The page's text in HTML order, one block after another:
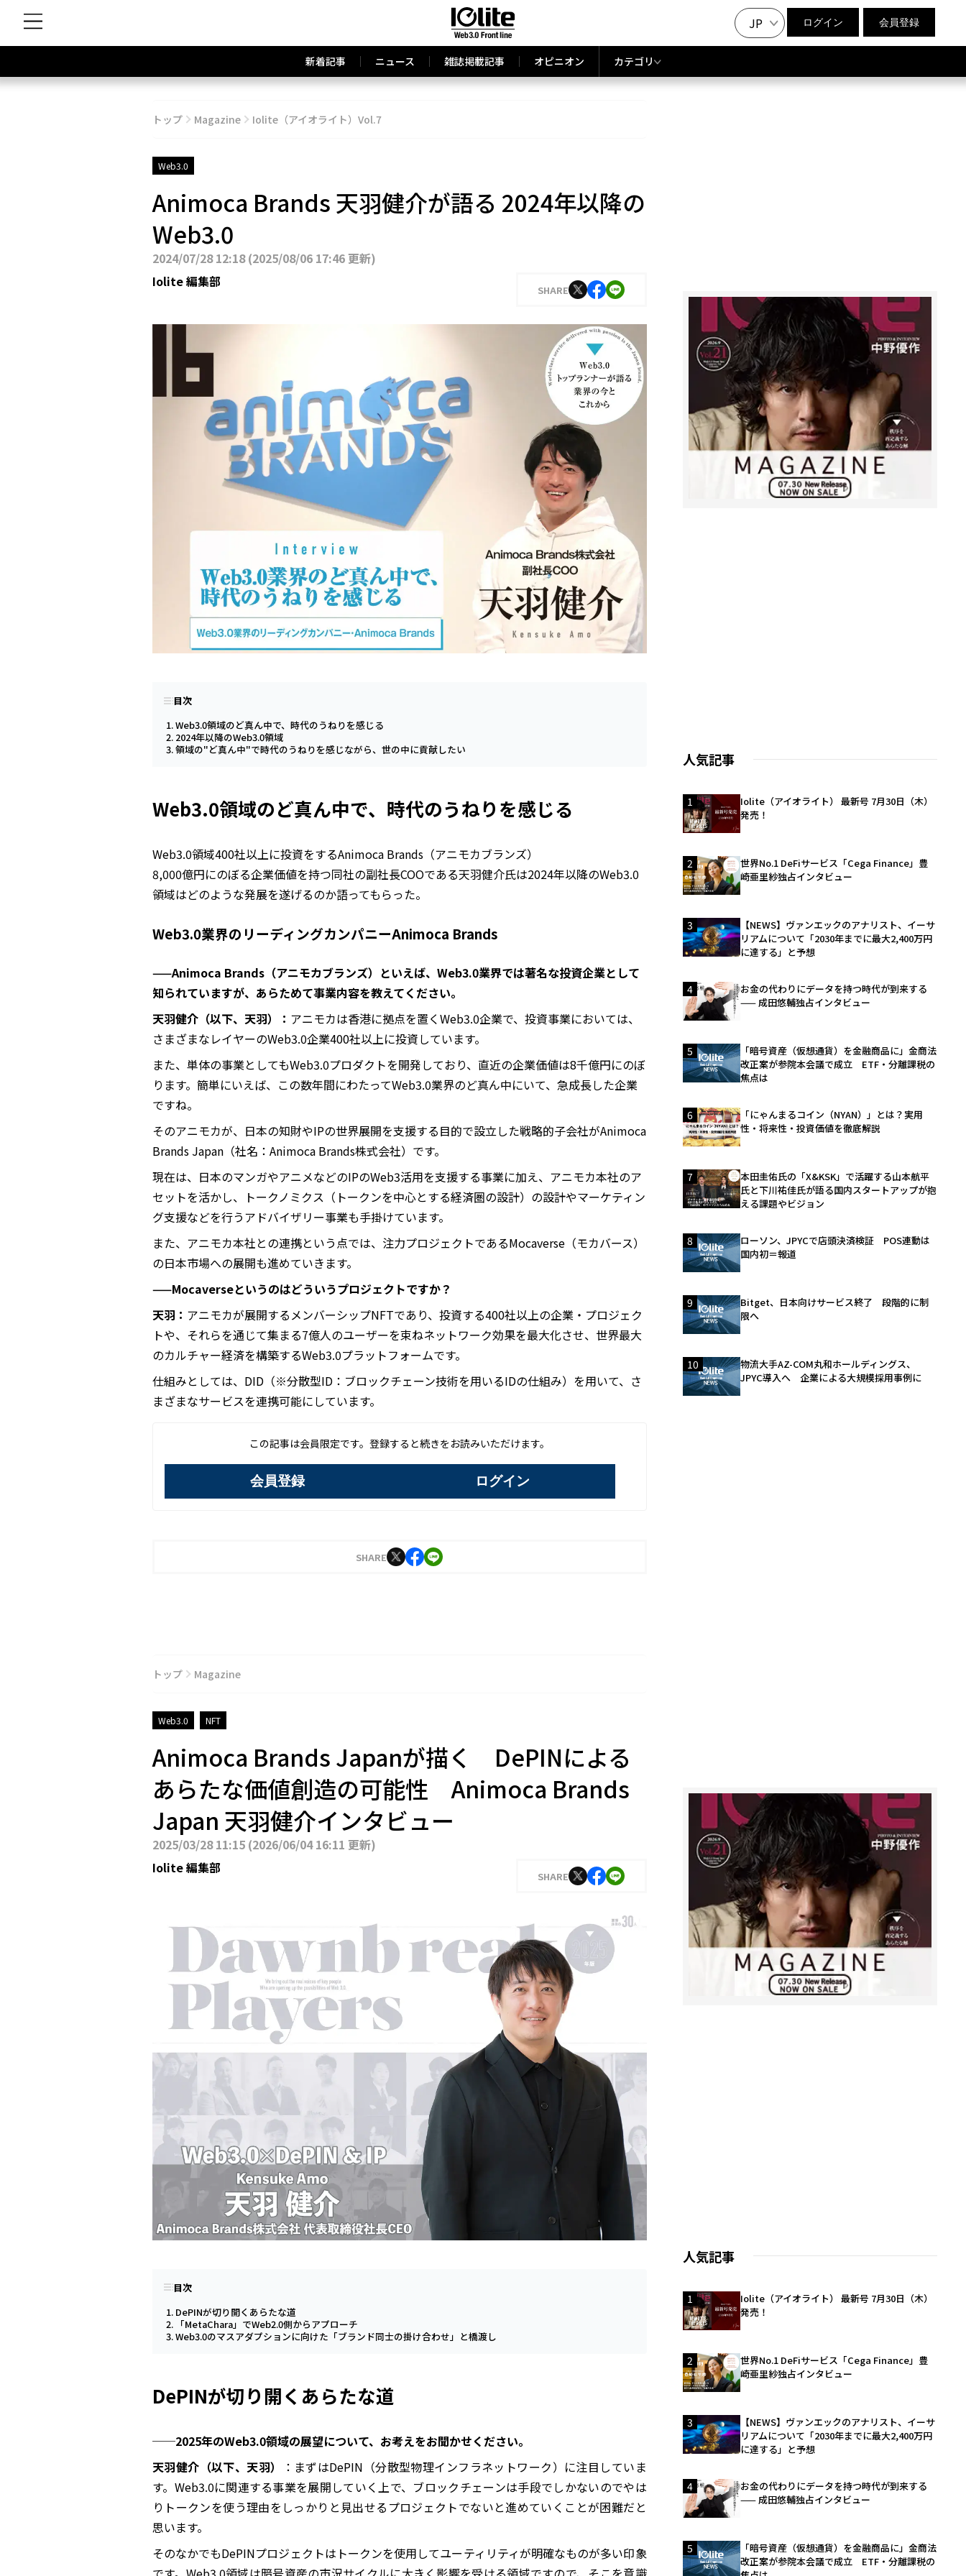
JP ログイン 会員登録
新着記事 ニュース 雑誌掲載記事 オピニオン カテゴリ
トップ Magazine Iolite（アイオライト）Vol.7
Web3.0
Animoca Brands 天羽健介が語る 2024年以降の
Web3.0
2024/07/28 12:18(2025/08/06 17:46 更新)
Iolite 編集部
SHARE
目次
Web3.0領域のど真ん中で、時代のうねりを感じる
2024年以降のWeb3.0領域
領域の"ど真ん中"で時代のうねりを感じながら、世の中に貢献したい
Web3.0領域のど真ん中で、時代のうねりを感じる
Web3.0領域400社以上に投資をするAnimoca Brands（アニモカブランズ）
8,000億円にのぼる企業価値を持つ同社の副社長COOである天羽健介氏は2024年以降のWeb3.0
領域はどのような発展を遂げるのか語ってもらった。
Web3.0業界のリーディングカンパニーAnimoca Brands
——Animoca Brands（アニモカブランズ）といえば、Web3.0業界では著名な投資企業として
知られていますが、あらためて事業内容を教えてください。
天羽健介（以下、天羽）： アニモカは香港に拠点を置くWeb3.0企業で、投資事業においては、
さまざまなレイヤーのWeb3.0企業400社以上に投資しています。
また、単体の事業としてもWeb3.0プロダクトを開発しており、直近の企業価値は8千億円にのぼ
ります。簡単にいえば、この数年間にわたってWeb3.0業界のど真ん中にいて、急成長した企業
ですね。
そのアニモカが、日本の知財やIPの世界展開を支援する目的で設立した戦略的子会社がAnimoca
Brands Japan（社名：Animoca Brands株式会社）です。
現在は、日本のマンガやアニメなどのIPのWeb3活用を支援する事業に加え、アニモカ本社のア
セットを活かし、トークノミクス（トークンを中心とする経済圏の設計）の設計やマーケティン
グ支援などを行うアドバイザリー事業も手掛けています。
また、アニモカ本社との連携という点では、注力プロジェクトであるMocaverse（モカバース）
の日本市場への展開も進めていきます。
——Mocaverseというのはどういうプロジェクトですか？
天羽： アニモカが展開するメンバーシップNFTであり、投資する400社以上の企業・プロジェク
トや、それらを通じて集まる7億人のユーザーを束ねネットワーク効果を最大化させ、世界最大
のカルチャー経済を構築するWeb3.0プラットフォームです。
仕組みとしては、DID（※分散型ID：ブロックチェーン技術を用いるIDの仕組み）を用いて、さ
まざまなサービスを連携可能にしています。
この記事は会員限定です。登録すると続きをお読みいただけます。
会員登録 ログイン
SHARE
人気記事
1
Iolite（アイオライト） 最新号 7月30日（木）
発売！
2
世界No.1 DeFiサービス「Cega Finance」豊
崎亜里紗独占インタビュー
3
【NEWS】ヴァンエックのアナリスト、イーサ
リアムについて「2030年までに最大2,400万円
に達する」と予想
4
お金の代わりにデータを持つ時代が到来する
—— 成田悠輔独占インタビュー
5
「暗号資産（仮想通貨）を金融商品に」金商法
改正案が参院本会議で成立 ETF・分離課税の
焦点は
6
「にゃんまるコイン（NYAN）」とは？実用
性・将来性・投資価値を徹底解説
7
本田圭佑氏の「X&KSK」で活躍する山本航平
氏と下川祐佳氏が語る国内スタートアップが抱
える課題やビジョン
8
ローソン、JPYCで店頭決済検証 POS連動は
国内初＝報道
9
Bitget、日本向けサービス終了 段階的に制
限へ
10
物流大手AZ-COM丸和ホールディングス、
JPYC導入へ 企業による大規模採用事例に
トップ Magazine
Web3.0 NFT
Animoca Brands Japanが描く DePINによる
あらたな価値創造の可能性 Animoca Brands
Japan 天羽健介インタビュー
2025/03/28 11:15(2026/06/04 16:11 更新)
Iolite 編集部
SHARE
目次
DePINが切り開くあらたな道
「MetaChara」でWeb2.0側からアプローチ
Web3.0のマスアダプションに向けた「ブランド同士の掛け合わせ」と橋渡し
DePINが切り開くあらたな道
──2025年のWeb3.0領域の展望について、お考えをお聞かせください。
天羽健介（以下、天羽）
：まずはDePIN（分散型物理インフラネットワーク）に注目していま
す。Web3.0に関連する事業を展開していく上で、ブロックチェーンは手段でしかないのでやは
りトークンを使う理由をしっかりと見出せるプロジェクトでないと進めていくことが困難だと
思います。
そのなかでもDePINプロジェクトはトークンを使用してユーティリティが明確なものが多い印象
人気記事
1
Iolite（アイオライト） 最新号 7月30日（木）
発売！
2
世界No.1 DeFiサービス「Cega Finance」豊
崎亜里紗独占インタビュー
3
【NEWS】ヴァンエックのアナリスト、イーサ
リアムについて「2030年までに最大2,400万円
に達する」と予想
4
お金の代わりにデータを持つ時代が到来する
—— 成田悠輔独占インタビュー
5
「暗号資産（仮想通貨）を金融商品に」金商法
改正案が参院本会議で成立 ETF・分離課税の